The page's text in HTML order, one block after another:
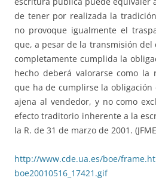
de tener por realizada la
no provoque igualmente el
que, a pesar de la transmisión
completamente cumplida la
hecho deberá valorarse como la
que ha de cumplirse la obligación
ajena al vendedor, y no como
efecto traditorio inherente a la
la R. de 31 de marzo de 2001.
http://www.cde.ua.es/boe/
boe20010516_17421.gif